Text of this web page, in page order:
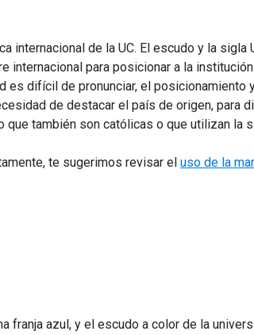
internacional de la UC. El escudo y la
internacional para posicionar a la
es difícil de pronunciar, el posicionamiento
de destacar el país de origen, para
que también son católicas o que utilizan la
te sugerimos revisar el uso de la
franja azul, y el escudo a color de la